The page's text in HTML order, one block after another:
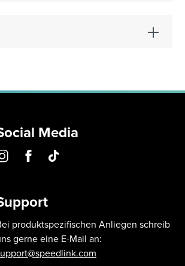
Media
produktspezifischen Anliegen schreib
gerne eine E-Mail an: